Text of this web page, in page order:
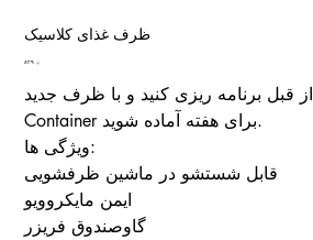
ظرف غذای کلاسیک
Price
؋ ۸۲۹
از قبل برنامه ریزی کنید و با ظرف جدید Evogen Meal Prep
Container برای هفته آماده شوید.
ویژگی ها:
قابل شستشو در ماشین ظرفشویی
ایمن مایکروویو
گاوصندوق فریزر